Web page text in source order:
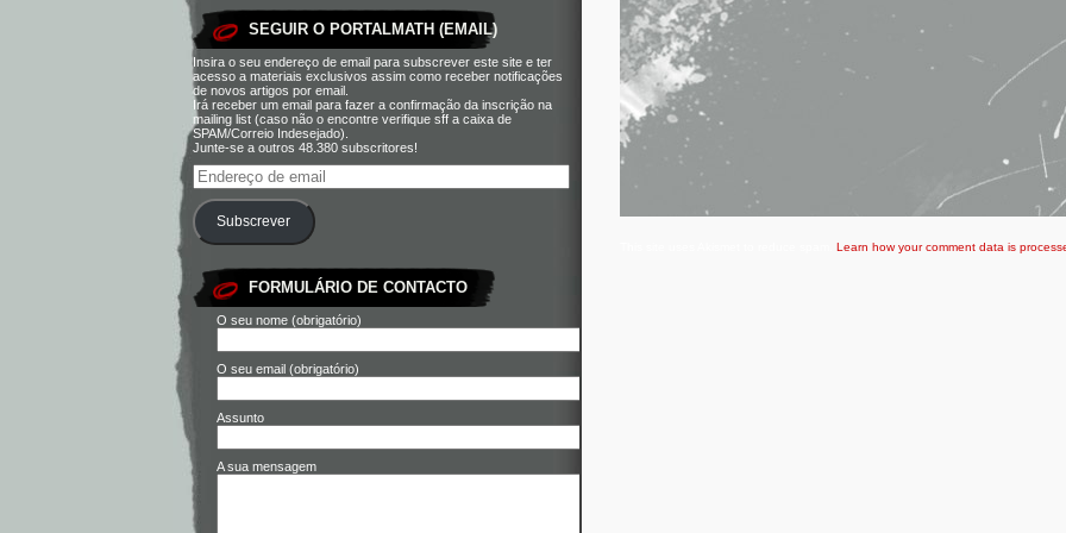
SEGUIR O PORTALMATH (EMAIL)
Insira o seu endereço de email para subscrever este site e ter
acesso a materiais exclusivos assim como receber notificações
de novos artigos por email.
Irá receber um email para fazer a confirmação da inscrição na
mailing list (caso não o encontre verifique sff a caixa de
SPAM/Correio Indesejado).
Junte-se a outros 48.380 subscritores!
Subscrever
FORMULÁRIO DE CONTACTO
O seu nome (obrigatório)
O seu email (obrigatório)
Assunto
A sua mensagem
Learn how your comment data is